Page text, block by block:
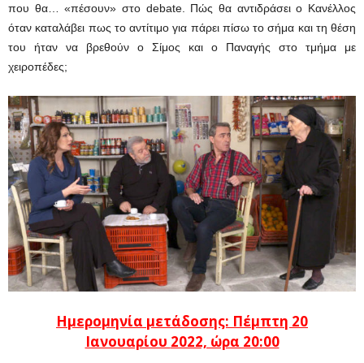
που θα… «πέσουν» στο debate. Πώς θα αντιδράσει ο Κανέλλος
όταν καταλάβει πως το αντίτιμο για πάρει πίσω το σήμα και τη θέση
του ήταν να βρεθούν ο Σίμος και ο Παναγής στο τμήμα με
χειροπέδες;
Ημερομηνία μετάδοσης: Πέμπτη 20
Ιανουαρίου 2022, ώρα 20:00